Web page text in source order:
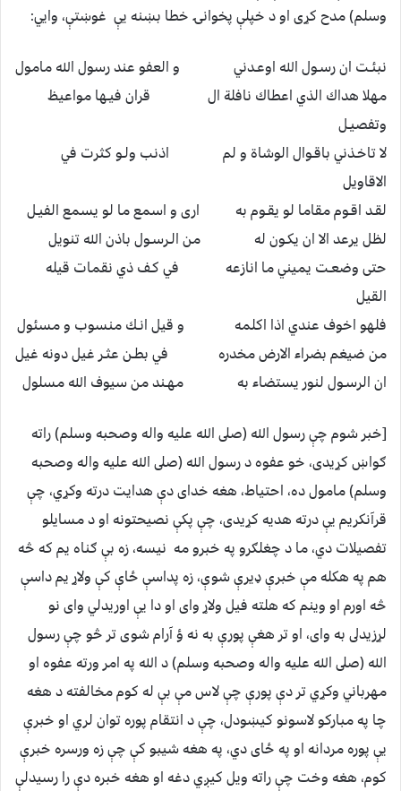
وسلم) مدح كړى او د خپلې پخوانۍ خطا بښنه يې غوښتې، وايي:
نبئـت ان رسـول الله اوعـدني و العفو عند رسول الله مامول
مهلا هداك الذي اعطاك نافلة ال قران فيـها مواعيظ
وتفصيـل
لا تاخـذني باقـوال الوشاة و لم اذنب ولـو كثرت في
الاقاويل
لقـد اقـوم مقاما لو يقـوم به ارى و اسمع ما لو يسمع الفيـل
لظل يرعد الا ان يكـون له من الـرسـول باذن الله تنويل
حتى وضعـت يميني ما انازعه في كـف ذي نقمات قيله
القيل
فلهو اخوف عندي اذا اكلمه و قيل انـك منسوب و مسئول
من ضيغم بضراء الارض مخدره في بطـن عثـر غيل دونه غيل
ان الرسـول لنور يستضاء به مهـند من سيوف الله مسلول
[خبر شوم چې رسول الله (صلى الله عليه واله وصحبه وسلم) راته
ګواښ كړيدى، خو عفوه د رسول الله (صلى الله عليه واله وصحبه
وسلم) مامول ده، احتياط، هغه خداى دې هدايت درته وكړي، چې
قرآنكريم يې درته هديه كړيدى، چې پكې نصيحتونه او د مسايلو
تفصيلات دي، ما د چغلګرو په خبرو مه نيسه، زه بې ګناه يم كه څه
هم په هكله مې خبرې ډيرې شوې، زه پداسې ځاې كې ولاړ يم داسې
څه اورم او وينم كه هلته فيل ولاړ واى او دا يې اوريدلي واى نو
لړزيدلى به واى، او تر هغې پورې به نه ؤ آرام شوى تر څو چې رسول
الله (صلى الله عليه واله وصحبه وسلم) د الله په امر ورته عفوه او
مهرباني وكړي تر دې پورې چې لاس مې بې له كوم مخالفته د هغه
چا په مباركو لاسونو كيښودل، چې د انتقام پوره توان لري او خبرې
يې پوره مردانه او په ځاى دي، په هغه شيبو كې چې زه ورسره خبرې
كوم، هغه وخت چې راته ويل كيږي دغه او هغه خبره دې را رسيدلې